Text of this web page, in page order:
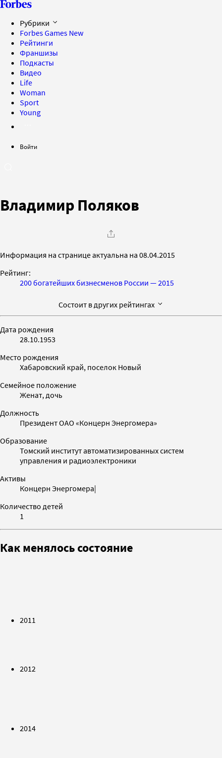
Рубрики
Forbes Games New
Рейтинги
Франшизы
Подкасты
Видео
Life
Woman
Sport
Young
Войти
Владимир Поляков
Информация на странице актуальна на 08.04.2015
Рейтинг:
200 богатейших бизнесменов России — 2015
Состоит в других рейтингах
Дата рождения
28.10.1953
Место рождения
Хабаровский край, поселок Новый
Семейное положение
Женат, дочь
Должность
Президент ОАО «Концерн Энергомера»
Образование
Томский институт автоматизированных систем
управления и радиоэлектроники
Активы
Концерн Энергомера|
Количество детей
1
Как менялось состояние
2011
2012
2014